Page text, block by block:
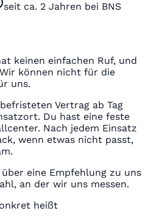
seit ca. 2 Jahren bei BNS
keinen einfachen Ruf, und
können nicht für die
uns.
Vertrag ab Tag
Du hast eine feste
Nach jedem Einsatz
wenn etwas nicht passt,
eine Empfehlung zu uns
an der wir uns messen.
heißt